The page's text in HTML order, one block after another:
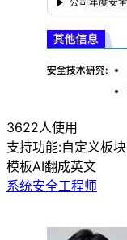
3622人使用
支持功能:自定义板块
模板AI翻成英文
系统安全工程师